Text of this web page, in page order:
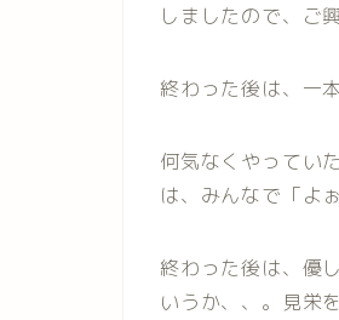
しましたので、ご
終わった後は、一本
何気なくやってい
は、みんなで「よ
終わった後は、優
いうか、、。見栄